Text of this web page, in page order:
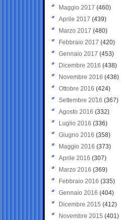
Maggio 2017 (460)
Aprile 2017 (439)
Marzo 2017 (480)
Febbraio 2017 (420)
Gennaio 2017 (453)
Dicembre 2016 (438)
Novembre 2016 (438)
Ottobre 2016 (424)
Settembre 2016 (367)
Agosto 2016 (332)
Luglio 2016 (336)
Giugno 2016 (358)
Maggio 2016 (373)
Aprile 2016 (307)
Marzo 2016 (369)
Febbraio 2016 (335)
Gennaio 2016 (404)
Dicembre 2015 (412)
Novembre 2015 (401)